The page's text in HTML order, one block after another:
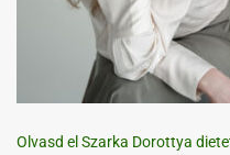
Olvasd el Szarka Dorottya